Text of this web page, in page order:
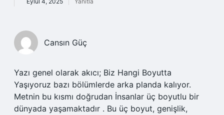
Cansın Güç
Yazı genel olarak akıcı; Biz Hangi Boyutta
Yaşıyoruz bazı bölümlerde arka planda kalıyor.
Metnin bu kısmı doğrudan İnsanlar üç boyutlu bir
dünyada yaşamaktadır . Bu üç boyut, genişlik,